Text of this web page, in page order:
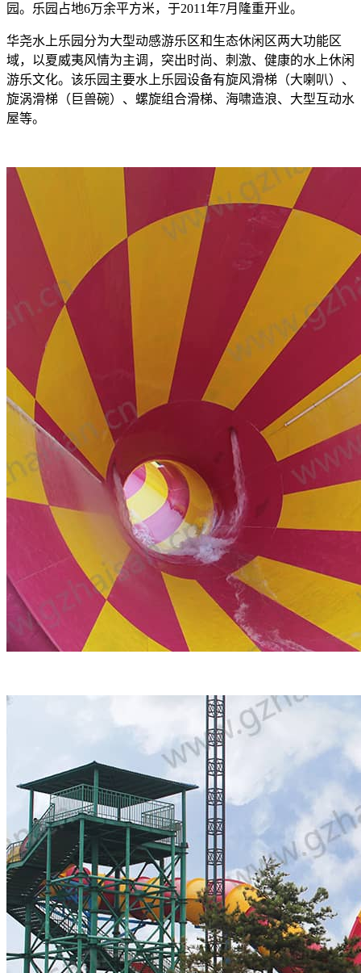
园。乐园占地6万余平方米，于2011年7月隆重开业。
华尧水上乐园分为大型动感游乐区和生态休闲区两大功能区
域，以夏威夷风情为主调，突出时尚、刺激、健康的水上休闲
游乐文化。该乐园主要水上乐园设备有旋风滑梯（大喇叭）、
旋涡滑梯（巨兽碗）、螺旋组合滑梯、海啸造浪、大型互动水
屋等。